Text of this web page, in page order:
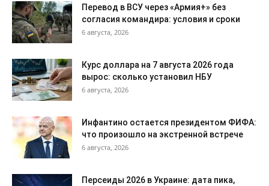
Перевод в ВСУ через «Армия+» без
согласия командира: условия и сроки
6 августа, 2026
Курс доллара на 7 августа 2026 года
вырос: сколько установил НБУ
6 августа, 2026
Инфантино остается президентом ФИФА:
что произошло на экстренной встрече
6 августа, 2026
Персеиды 2026 в Украине: дата пика,